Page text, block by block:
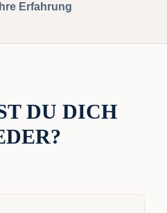
Erfahrung
DU DICH